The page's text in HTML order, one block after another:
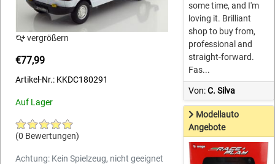
vergrößern
€77,99
Artikel-Nr.: KKDC180291
Auf Lager
(0 Bewertungen)
Achtung: Kein Spielzeug, nicht geeignet
some time, and I'm
loving it. Brilliant
shop to buy from,
professional and
straight-forward.
Fas...
Von:C. Silva
Modellauto
Angebote